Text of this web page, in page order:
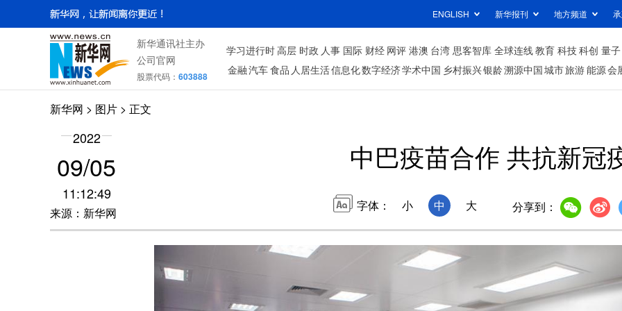
ENGLISH 新华报刊 地方频道
新华通讯社主办
公司官网
股票代码： 603888
学习进行时高层 时政 人事 国际 财经 网评 港澳 台湾 思客智库 全球连线教育 科技科创 量子
金融汽车食品 人居生活信息化数字经济学术中国 乡村振兴银龄溯源中国城市旅游能源会
新华网 > 图片 > 正文
2022
09/05
11:12:49
来源：新华网
中巴疫苗合作 共抗新冠
字体： 小 中 大 分享到：